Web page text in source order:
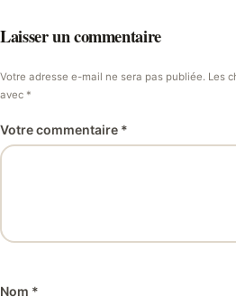
Laisser un commentaire
Votre adresse e-mail ne sera pas publiée. Les
avec *
Votre commentaire *
Nom *